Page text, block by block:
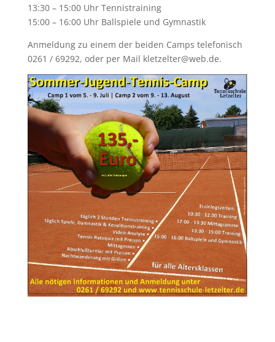
13:30 – 15:00 Uhr Tennistraining
15:00 – 16:00 Uhr Ballspiele und Gymnastik
Anmeldung zu einem der beiden Camps telefonisch
0261 / 69292, oder per Mail kletzelter@web.de.